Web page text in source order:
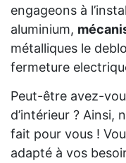
engageons à
aluminium,
métalliques le
fermeture
Peut-être avez-
d’intérieur ? Ainsi,
fait pour vous !
adapté à vos